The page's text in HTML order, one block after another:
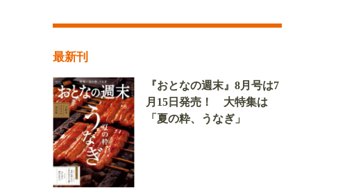
最新刊
『おとなの週末』8月号は7
月15日発売！ 大特集は
「夏の粋、うなぎ」